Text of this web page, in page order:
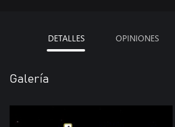
DETALLES OPINIONES
Galería